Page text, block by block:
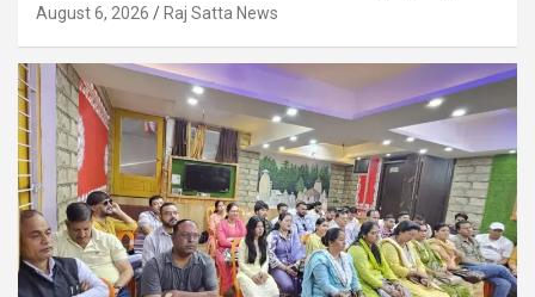
August 6, 2026 Raj Satta News